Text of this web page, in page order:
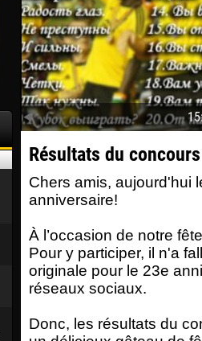
30 January
Dhoraso Moreo KLAS
24 February
Vladislav COSTIN
02 March
Veaceslav COZMA
Emmanuel AFETSE
04
15
Résultats du concours
Chers amis, aujourd'hui
anniversaire!
À l’occasion de notre
Pour y participer, il n'a
originale pour le 23e
réseaux sociaux.
Donc, les résultats du